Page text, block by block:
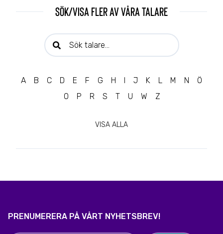
Sök/visa fler av våra talare
Sök talare:
A B C D E F G H J K L M N
Ö
O
P R S T U W Z
VISA ALLA
PRENUMERERA PÅ VÅRT NYHETSBREV!